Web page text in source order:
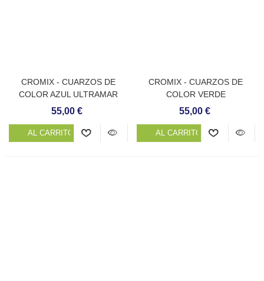
CROMIX - CUARZOS DE
COLOR AZUL ULTRAMAR
55,00 €
AL CARRITO
CROMIX - CUARZOS DE
COLOR VERDE
ESMERALDA
55,00 €
AL CARRITO